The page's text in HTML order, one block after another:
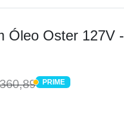
Óleo Oster 127V -
PRIME
PRIME